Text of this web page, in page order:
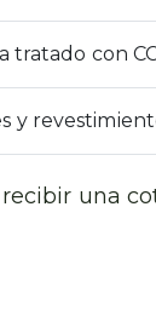
tratado con
y
una